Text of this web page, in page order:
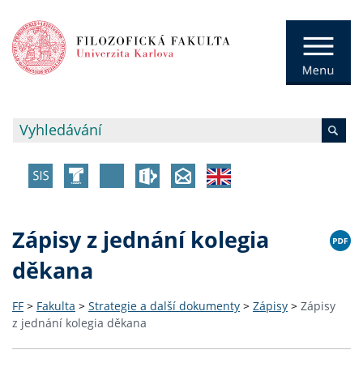
Zápisy z jednání kolegia
děkana
FF > Fakulta > Strategie a další dokumenty > Zápisy > Zápisy
z jednání kolegia děkana